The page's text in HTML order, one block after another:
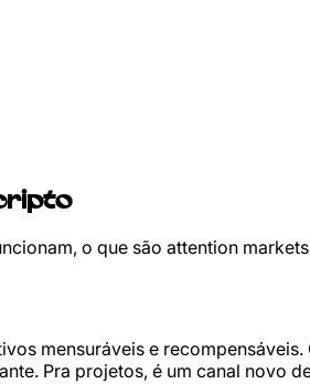
o que são attention
mensuráveis e
Pra projetos, é um canal novo